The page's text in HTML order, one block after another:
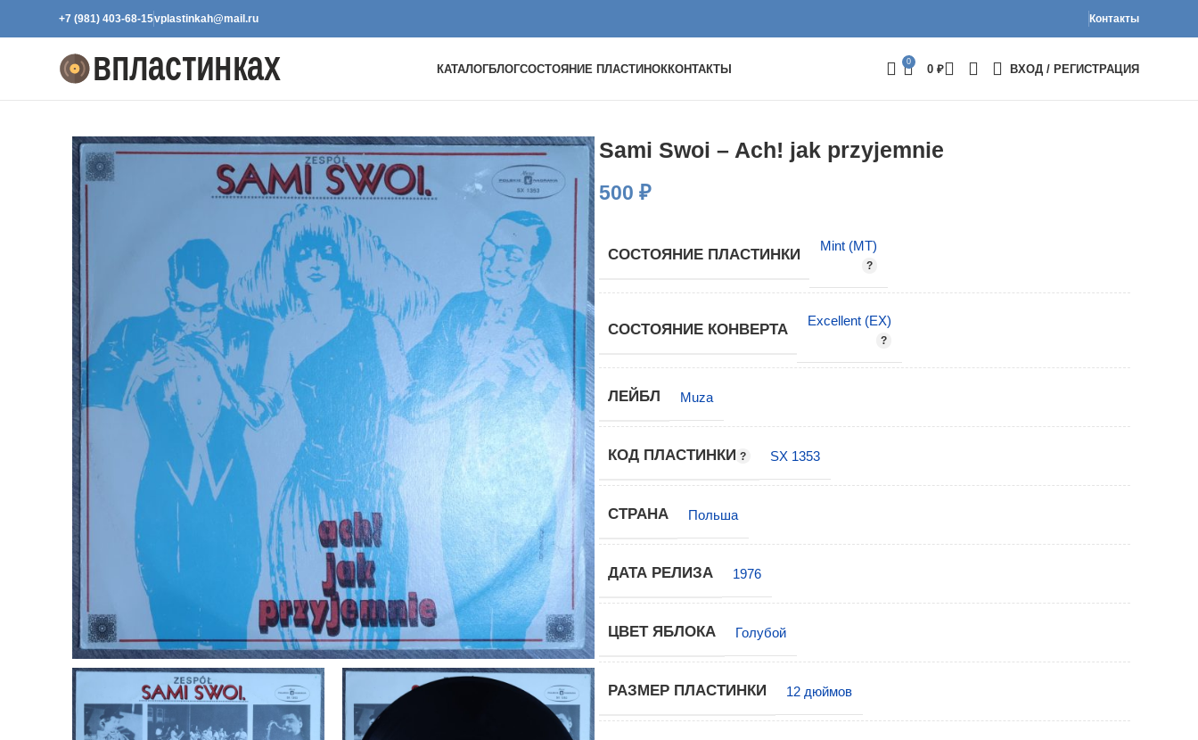
+7 (981) 403-68-15vplastinkah@mail.ru Контакты
КАТАЛОГБЛОГСОСТОЯНИЕ ПЛАСТИНОККОНТАКТЫ
0
0 ₽ ВХОД / РЕГИСТРАЦИЯ
Sami Swoi – Ach! jak przyjemnie
500 ₽
СОСТОЯНИЕ ПЛАСТИНКИ
Mint (MT)
СОСТОЯНИЕ КОНВЕРТА
Excellent (EX)
ЛЕЙБЛ Muza
КОД ПЛАСТИНКИ SX 1353
СТРАНА Польша
ДАТА РЕЛИЗА 1976
ЦВЕТ ЯБЛОКА Голубой
РАЗМЕР ПЛАСТИНКИ 12 дюймов